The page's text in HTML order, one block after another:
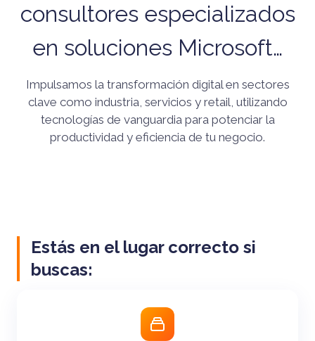
consultores especializados
en soluciones Microsoft…
Impulsamos la transformación digital en sectores
clave como industria, servicios y retail, utilizando
tecnologías de vanguardia para potenciar la
productividad y eficiencia de tu negocio.
Estás en el lugar correcto si
buscas: